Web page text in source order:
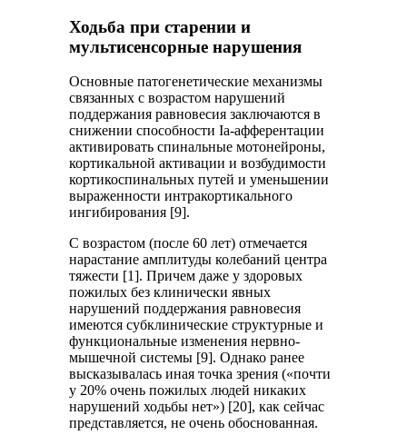
Ходьба при старении и
мультисенсорные нарушения
Основные патогенетические механизмы
связанных с возрастом нарушений
поддержания равновесия заключаются в
снижении способности Ia-афферентации
активировать спинальные мотонейроны,
кортикальной активации и возбудимости
кортикоспинальных путей и уменьшении
выраженности интракортикального
ингибирования [9].
С возрастом (после 60 лет) отмечается
нарастание амплитуды колебаний центра
тяжести [1]. Причем даже у здоровых
пожилых без клинически явных
нарушений поддержания равновесия
имеются субклинические структурные и
функциональные изменения нервно-
мышечной системы [9]. Однако ранее
высказывалась иная точка зрения («почти
у 20% очень пожилых людей никаких
нарушений ходьбы нет») [20], как сейчас
представляется, не очень обоснованная.